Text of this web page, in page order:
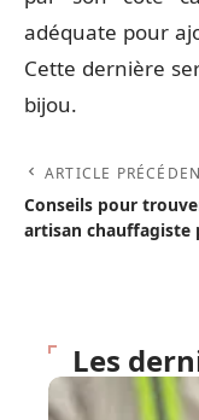
adéquate pour
Cette dernière
bijou.
ARTICLE
Conseils pour
artisan chauffagiste
Les